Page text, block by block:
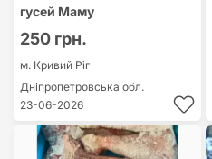
гусей Маму
250 грн.
м. Кривий Ріг
Дніпропетровська обл.
23-06-2026